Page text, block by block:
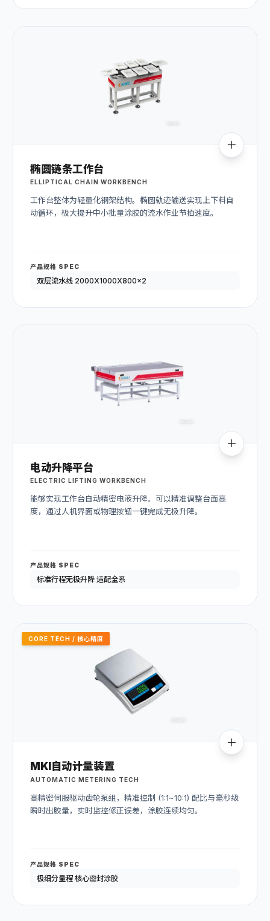
椭圆链条工作台
ELLIPTICAL CHAIN WORKBENCH
工作台整体为轻量化钢架结构。椭圆轨迹输送实现上下料自
动循环，极大提升中小批量涂胶的流水作业节拍速度。
产品规格 SPEC
双层流水线 2000X1000X800x2
电动升降平台
ELECTRIC LIFTING WORKBENCH
能够实现工作台自动精密电液升降。可以精准调整台面高
度，通过人机界面或物理按钮一键完成无极升降。
产品规格 SPEC
标准行程无极升降 适配全系
CORE TECH / 核心精度
MKI自动计量装置
AUTOMATIC METERING TECH
高精密伺服驱动齿轮泵组，精准控制 (1:1~10:1) 配比与毫秒级
瞬时出胶量，实时监控修正误差，涂胶连续均匀。
产品规格 SPEC
极细分量程 核心密封涂胶